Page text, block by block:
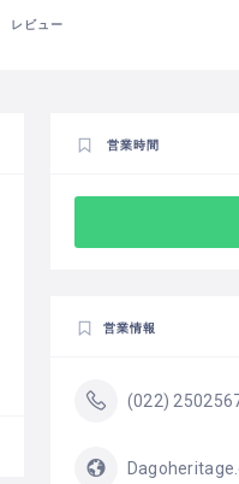
レビュー
営業時間
営業情報
(022)